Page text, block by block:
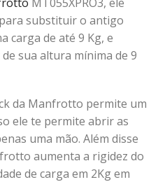
substituir o antigo
carga de até 9 Kg, e
sua altura mínima de 9
da Manfrotto permite um
ele te permite abrir as
uma mão. Além disse
aumenta a rigidez do
de carga em 2Kg em